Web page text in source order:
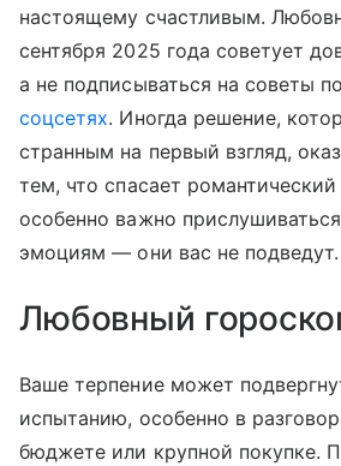
настоящему счастливым.
сентября 2025 года советует
а не подписываться на советы
соцсетях. Иногда решение,
странным на первый взгляд,
тем, что спасает
особенно важно
эмоциям — они вас не подведут.
Любовный
Ваше терпение может
испытанию, особенно в
бюджете или крупной покупке.